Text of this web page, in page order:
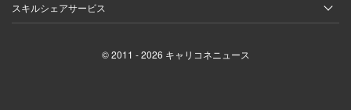
スキルシェアサービス
© 2011 - 2026 キャリコネニュース